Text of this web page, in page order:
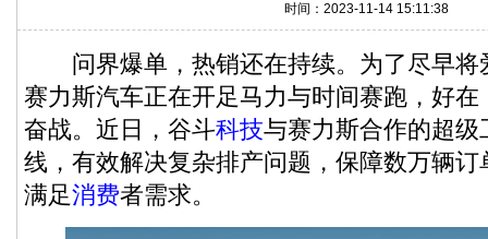
时间：2023-11-14 15:11:38
问界爆单，热销还在持续。为了尽早将
赛力斯汽车正在开足马力与时间赛跑，好
奋战。近日，谷斗科技与赛力斯合作的超
线，有效解决复杂排产问题，保障数万辆
满足消费者需求。